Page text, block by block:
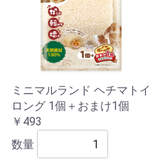
ミニマルランド ヘチマトイ
ロング 1個＋おまけ1個
￥493
数量